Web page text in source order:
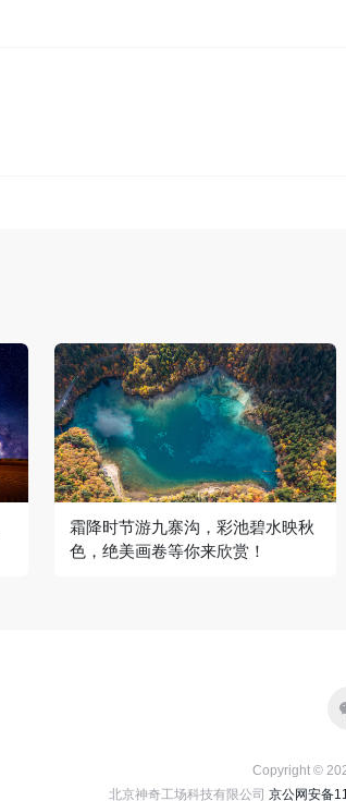
霜降时节游九寨沟，彩池碧水映秋
色，绝美画卷等你来欣赏！
Copyright ©
北京神奇工场科技有限公司 京公网安备